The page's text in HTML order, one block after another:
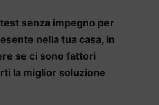
senza impegno per
nella tua casa, in
se ci sono fattori
la miglior soluzione